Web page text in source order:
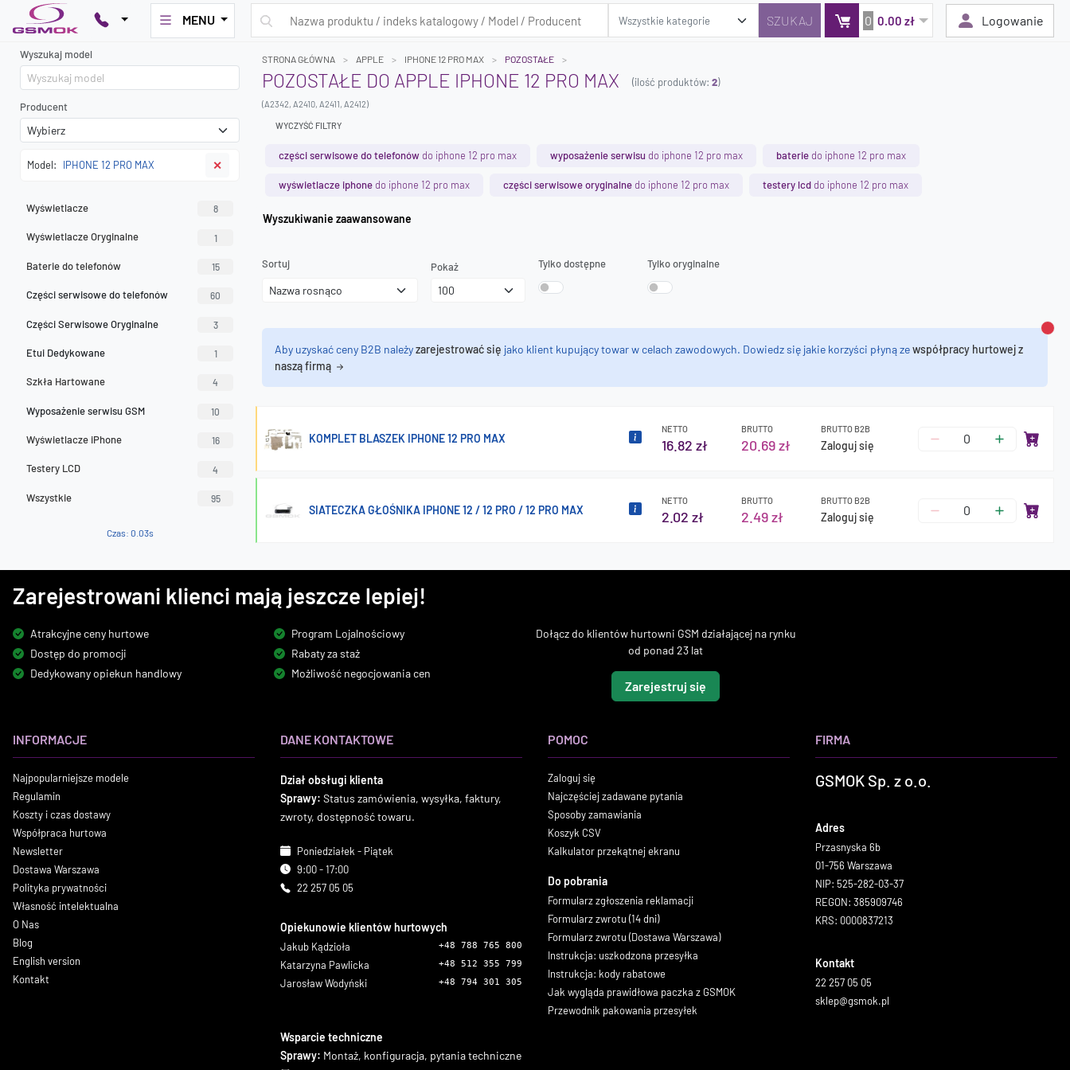
MENU 0 0.00 zł Logowanie
Wyszukaj model
Producent
Model: IPHONE 12 PRO MAX ✕
Wyświetlacze 8
Wyświetlacze Oryginalne 1
Baterie do telefonów 15
Części serwisowe do telefonów 60
Części Serwisowe Oryginalne 3
Etui Dedykowane 1
Szkła Hartowane 4
Wyposażenie serwisu GSM 10
Wyświetlacze iPhone 16
Testery LCD 4
Wszystkie 95
Czas: 0.03s
STRONA GŁÓWNA APPLE IPHONE 12 PRO MAX POZOSTAŁE
POZOSTAŁE DO APPLE IPHONE 12 PRO MAX (ilość produktów: 2)
(A2342, A2410, A2411, A2412)
WYCZYŚĆ FILTRY
części serwisowe do telefonów do iphone 12 pro max wyposażenie serwisu do iphone 12 pro max baterie do iphone 12 pro max
wyświetlacze iphone do iphone 12 pro max części serwisowe oryginalne do iphone 12 pro max testery lcd do iphone 12 pro max
Wyszukiwanie zaawansowane
Sortuj Pokaż Tylko dostępne Tylko oryginalne
Aby uzyskać ceny B2B należyzarejestrować się jako klient kupujący towar w celach zawodowych. Dowiedz się jakie korzyści płyną zewspółpracy hurtowej z
naszą firmą
KOMPLET BLASZEK IPHONE 12 PRO MAX
NETTO
16.82 zł
BRUTTO
20.69 zł
BRUTTO B2B
Zaloguj się
SIATECZKA GŁOŚNIKA IPHONE 12 / 12 PRO / 12 PRO MAX
NETTO
2.02 zł
BRUTTO
2.49 zł
BRUTTO B2B
Zaloguj się
Zarejestrowani klienci mają jeszcze lepiej!
Atrakcyjne ceny hurtowe
Dostęp do promocji
Dedykowany opiekun handlowy
Program Lojalnościowy
Rabaty za staż
Możliwość negocjowania cen
Dołącz do klientów hurtowni GSM działającej na rynku
od ponad 23 lat
Zarejestruj się
INFORMACJE
Najpopularniejsze modele
Regulamin
Koszty i czas dostawy
Współpraca hurtowa
Newsletter
Dostawa Warszawa
Polityka prywatności
Własność intelektualna
O Nas
Blog
English version
Kontakt
DANE KONTAKTOWE
Dział obsługi klienta
Sprawy: Status zamówienia, wysyłka, faktury,
zwroty, dostępność towaru.
Poniedziałek - Piątek
9:00 - 17:00
22 257 05 05
Opiekunowie klientów hurtowych
Jakub Kądzioła +48 788 765 800
Katarzyna Pawlicka +48 512 355 799
Jarosław Wodyński +48 794 301 305
Wsparcie techniczne
Sprawy: Montaż, konfiguracja, pytania techniczne
POMOC
Zaloguj się
Najczęściej zadawane pytania
Sposoby zamawiania
Koszyk CSV
Kalkulator przekątnej ekranu
Do pobrania
Formularz zgłoszenia reklamacji
Formularz zwrotu (14 dni)
Formularz zwrotu (Dostawa Warszawa)
Instrukcja: uszkodzona przesyłka
Instrukcja: kody rabatowe
Jak wygląda prawidłowa paczka z GSMOK
Przewodnik pakowania przesyłek
FIRMA
GSMOK Sp. z o.o.
Adres
Przasnyska 6b
01-756 Warszawa
NIP: 525-282-03-37
REGON: 385909746
KRS: 0000837213
Kontakt
22 257 05 05
sklep@gsmok.pl